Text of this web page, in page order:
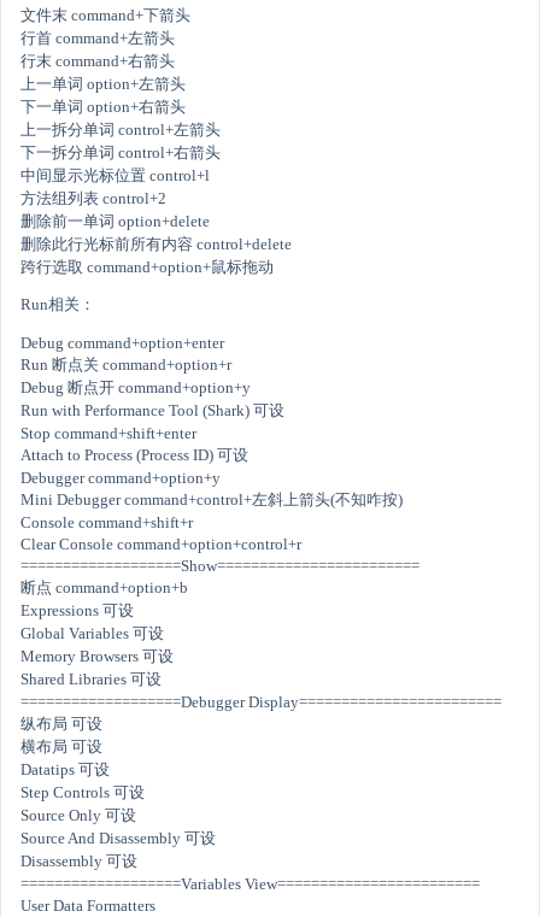
文件末 command+下箭头
行首 command+左箭头
行末 command+右箭头
上一单词 option+左箭头
下一单词 option+右箭头
上一拆分单词 control+左箭头
下一拆分单词 control+右箭头
中间显示光标位置 control+l
方法组列表 control+2
删除前一单词 option+delete
删除此行光标前所有内容 control+delete
跨行选取 command+option+鼠标拖动
Run相关：
Debug command+option+enter
Run 断点关 command+option+r
Debug 断点开 command+option+y
Run with Performance Tool (Shark) 可设
Stop command+shift+enter
Attach to Process (Process ID) 可设
Debugger command+option+y
Mini Debugger command+control+左斜上箭头(不知咋按)
Console command+shift+r
Clear Console command+option+control+r
===================Show========================
断点 command+option+b
Expressions 可设
Global Variables 可设
Memory Browsers 可设
Shared Libraries 可设
===================Debugger Display========================
纵布局 可设
横布局 可设
Datatips 可设
Step Controls 可设
Source Only 可设
Source And Disassembly 可设
Disassembly 可设
===================Variables View========================
User Data Formatters